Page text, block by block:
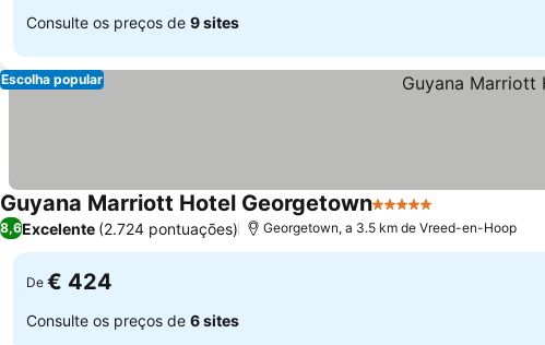
Consulte os preços de 9 sites
Escolha popular
Guyana Marriott Hotel Georgetown5 Estrelas
8,6Excelente (2.724 pontuações) Georgetown, a 3.5 km de Vreed-en-Hoop
De € 424
Consulte os preços de 6 sites